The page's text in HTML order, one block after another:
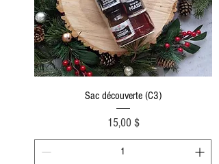
Sac découverte (C3)
Prix
15,00 $